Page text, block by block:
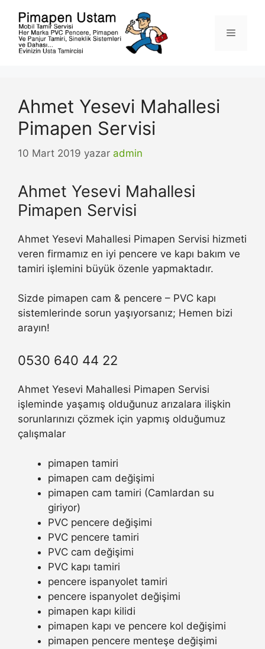
Menü
Ahmet Yesevi Mahallesi
Pimapen Servisi
10 Mart 2019 yazar admin
Ahmet Yesevi Mahallesi
Pimapen Servisi
Ahmet Yesevi Mahallesi Pimapen Servisi hizmeti
veren firmamız en iyi pencere ve kapı bakım ve
tamiri işlemini büyük özenle yapmaktadır.
Sizde pimapen cam & pencere – PVC kapı
sistemlerinde sorun yaşıyorsanız; Hemen bizi
arayın!
0530 640 44 22
Ahmet Yesevi Mahallesi Pimapen Servisi
işleminde yaşamış olduğunuz arızalara ilişkin
sorunlarınızı çözmek için yapmış olduğumuz
çalışmalar
pimapen tamiri
pimapen cam değişimi
pimapen cam tamiri (Camlardan su
giriyor)
PVC pencere değişimi
PVC pencere tamiri
PVC cam değişimi
PVC kapı tamiri
pencere ispanyolet tamiri
pencere ispanyolet değişimi
pimapen kapı kilidi
pimapen kapı ve pencere kol değişimi
pimapen pencere menteşe değişimi